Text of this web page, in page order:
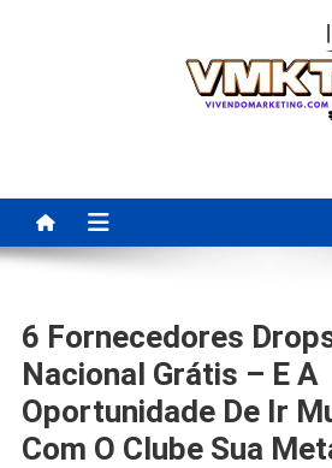
Para Revenda
6 Fornecedores
Nacional Grátis – E A
Oportunidade De Ir
Com O Clube Sua